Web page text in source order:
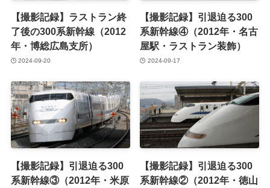
【撮影記録】ラストラン終
了後の300系新幹線（2012
年・博総広島支所）
2024-09-20
【撮影記録】引退迫る300
系新幹線④（2012年・名古
屋駅・ラストラン装飾）
2024-09-17
【撮影記録】引退迫る300
系新幹線③（2012年・米原
【撮影記録】引退迫る300
系新幹線②（2012年・徳山